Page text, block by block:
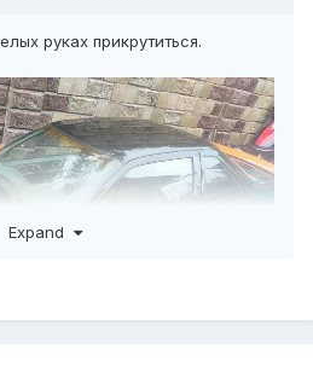
руках прикрутиться.
Expand